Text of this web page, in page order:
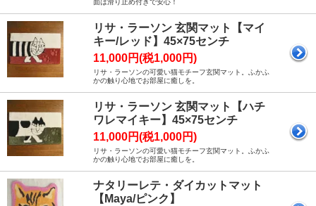
面は滑り止め付きで安心！
リサ・ラーソン 玄関マット【マイ
キー/レッド】45×75センチ
11,000円(税1,000円)
リサ・ラーソンの可愛い猫モチーフ玄関マット。ふかふ
かの触り心地でお部屋に癒しを。
リサ・ラーソン 玄関マット【ハチ
ワレマイキー】45×75センチ
11,000円(税1,000円)
リサ・ラーソンの可愛い猫モチーフ玄関マット。ふかふ
かの触り心地でお部屋に癒しを。
ナタリーレテ・ダイカットマット
【Maya/ピンク】